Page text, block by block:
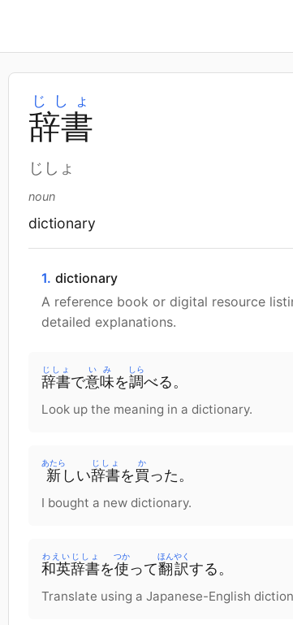
辞書
じしょ
じしょ
noun
dictionary
1. dictionary
A reference book or digital resource
detailed explanations.
辞書
じしょ
で意味
いみ
を調
しら
べる。
Look up the meaning in a dictionary.
新
あたら
しい辞書
じしょ
を買
か
った。
I bought a new dictionary.
和英
わえい
辞書
じしょ
を使
つか
って翻訳
ほんやく
する。
Translate using a Japanese-English